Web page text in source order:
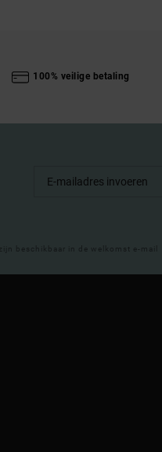
100% veilige betaling
beschikbaar in de welkomst e-mail